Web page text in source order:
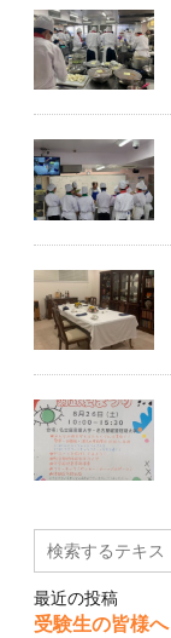
最近の投稿
受験生の皆様へ